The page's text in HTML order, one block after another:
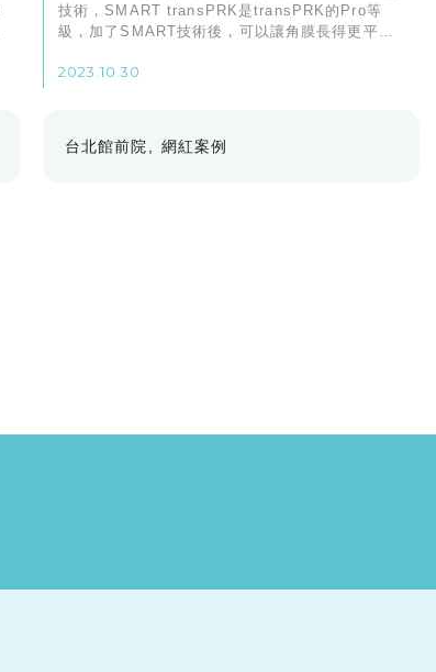
技術，SMART transPRK是transPRK的Pro等
級，加了SMART技術後，可以讓角膜長得更平
2023.10.30
台北館前院 網紅案例